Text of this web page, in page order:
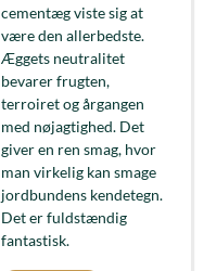
cementæg viste sig at
være den allerbedste.
Æggets neutralitet
bevarer frugten,
terroiret og årgangen
med nøjagtighed. Det
giver en ren smag, hvor
man virkelig kan smage
jordbundens kendetegn.
Det er fuldstændig
fantastisk.